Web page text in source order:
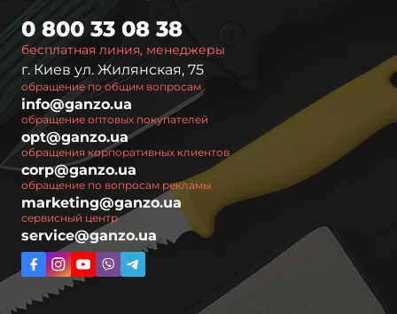
бесплатная линия, менеджеры
0 800 33 08 38
г. Киев ул. Жилянская, 75
обращение по общим вопросам
info@ganzo.ua
обращение оптовых покупателей
opt@ganzo.ua
обращения корпоративных клиентов
corp@ganzo.ua
обращение по вопросам рекламы
marketing@ganzo.ua
сервисный центр
service@ganzo.ua